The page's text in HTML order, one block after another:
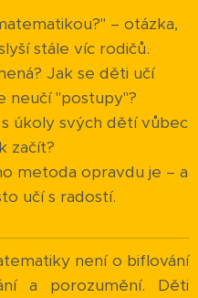
– otázka,
stále víc rodičů.
Jak se děti učí
neučí "postupy"?
úkoly svých dětí vůbec
začít?
metoda opravdu je – a
učí s radostí.
není o biflování
a porozumění. Děti